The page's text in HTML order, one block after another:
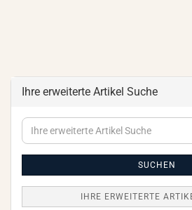
Ihre erweiterte Artikel Suche
Ihre
erweiterte
SUCHEN
IHRE ERWEITERTE